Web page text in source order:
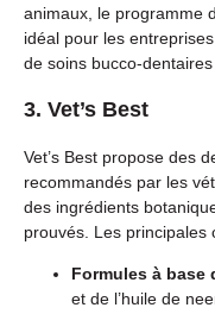
animaux, le programme
idéal pour les
de soins bucco-
3. Vet’s Best
Vet’s Best propose des
recommandés par les
des ingrédients
prouvés. Les principales
Formules à base
et de l’huile de